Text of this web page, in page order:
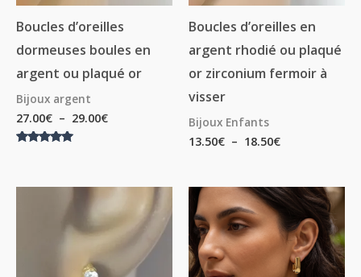
Boucles d’oreilles
dormeuses boules en
argent ou plaqué or
Bijoux argent
27.00€ – 29.00€
Boucles d’oreilles en
argent rhodié ou plaqué
or zirconium fermoir à
visser
Bijoux Enfants
13.50€ – 18.50€